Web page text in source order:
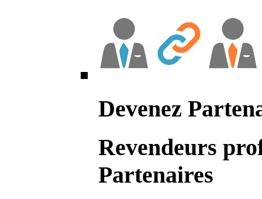
Devenez
Revendeurs
Partenaires